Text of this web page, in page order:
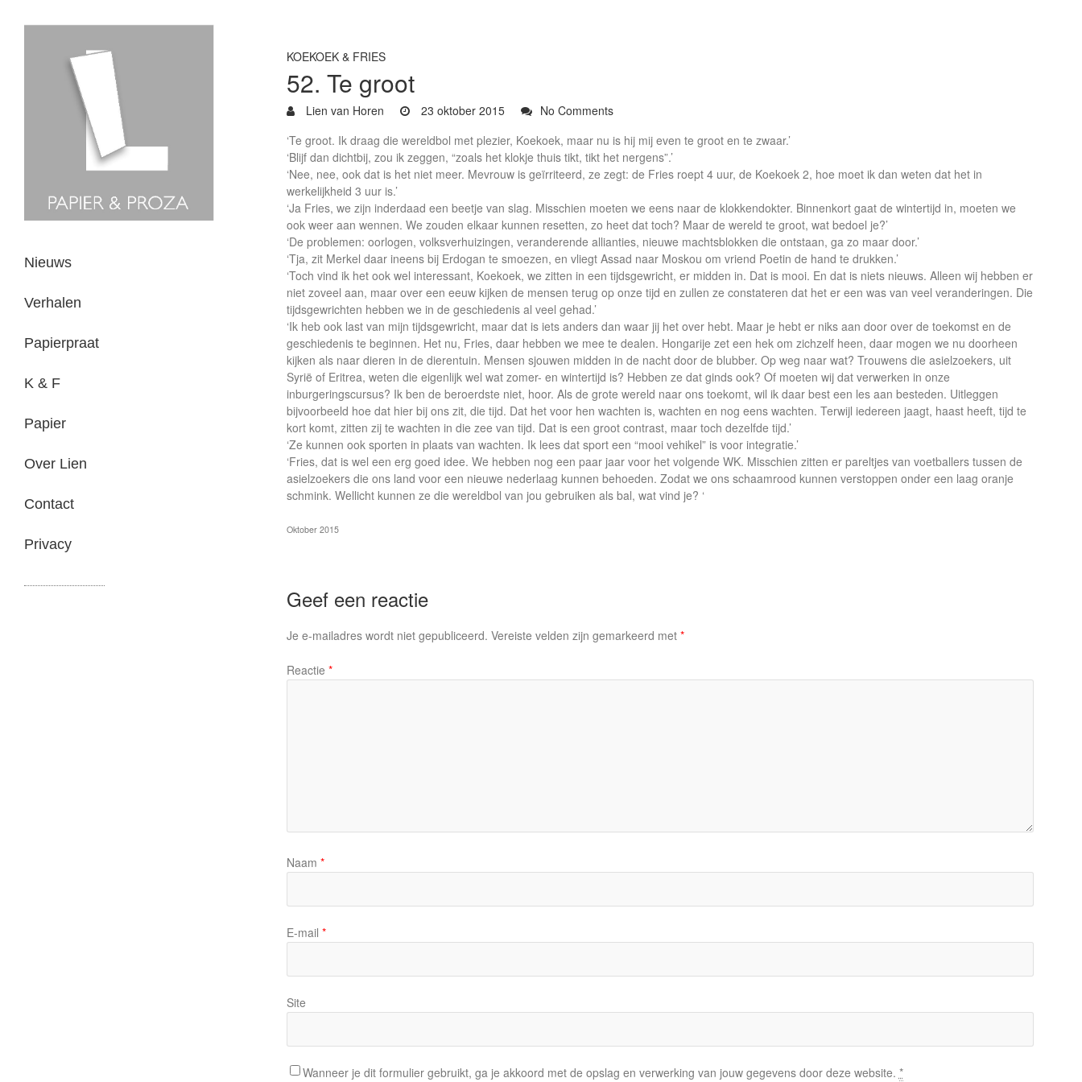
Nieuws
Verhalen
Papierpraat
K & F
Papier
Over Lien
Contact
Privacy
KOEKOEK & FRIES
52. Te groot
Lien van Horen 23 oktober 2015
No Comments
‘Te groot. Ik draag die wereldbol met plezier, Koekoek, maar nu is hij mij even te groot en te zwaar.’
‘Blijf dan dichtbij, zou ik zeggen, “zoals het klokje thuis tikt, tikt het nergens”.’
‘Nee, nee, ook dat is het niet meer. Mevrouw is geïrriteerd, ze zegt: de Fries roept 4 uur, de Koekoek 2, hoe moet ik dan weten dat het in
werkelijkheid 3 uur is.’
‘Ja Fries, we zijn inderdaad een beetje van slag. Misschien moeten we eens naar de klokkendokter. Binnenkort gaat de wintertijd in, moeten we
ook weer aan wennen. We zouden elkaar kunnen resetten, zo heet dat toch? Maar de wereld te groot, wat bedoel je?’
‘De problemen: oorlogen, volksverhuizingen, veranderende allianties, nieuwe machtsblokken die ontstaan, ga zo maar door.’
‘Tja, zit Merkel daar ineens bij Erdogan te smoezen, en vliegt Assad naar Moskou om vriend Poetin de hand te drukken.’
‘Toch vind ik het ook wel interessant, Koekoek, we zitten in een tijdsgewricht, er midden in. Dat is mooi. En dat is niets nieuws. Alleen wij hebben er
niet zoveel aan, maar over een eeuw kijken de mensen terug op onze tijd en zullen ze constateren dat het er een was van veel veranderingen. Die
tijdsgewrichten hebben we in de geschiedenis al veel gehad.’
‘Ik heb ook last van mijn tijdsgewricht, maar dat is iets anders dan waar jij het over hebt. Maar je hebt er niks aan door over de toekomst en de
geschiedenis te beginnen. Het nu, Fries, daar hebben we mee te dealen. Hongarije zet een hek om zichzelf heen, daar mogen we nu doorheen
kijken als naar dieren in de dierentuin. Mensen sjouwen midden in de nacht door de blubber. Op weg naar wat? Trouwens die asielzoekers, uit
Syrië of Eritrea, weten die eigenlijk wel wat zomer- en wintertijd is? Hebben ze dat ginds ook? Of moeten wij dat verwerken in onze
inburgeringscursus? Ik ben de beroerdste niet, hoor. Als de grote wereld naar ons toekomt, wil ik daar best een les aan besteden. Uitleggen
bijvoorbeeld hoe dat hier bij ons zit, die tijd. Dat het voor hen wachten is, wachten en nog eens wachten. Terwijl iedereen jaagt, haast heeft, tijd te
kort komt, zitten zij te wachten in die zee van tijd. Dat is een groot contrast, maar toch dezelfde tijd.’
‘Ze kunnen ook sporten in plaats van wachten. Ik lees dat sport een “mooi vehikel” is voor integratie.’
‘Fries, dat is wel een erg goed idee. We hebben nog een paar jaar voor het volgende WK. Misschien zitten er pareltjes van voetballers tussen de
asielzoekers die ons land voor een nieuwe nederlaag kunnen behoeden. Zodat we ons schaamrood kunnen verstoppen onder een laag oranje
schmink. Wellicht kunnen ze die wereldbol van jou gebruiken als bal, wat vind je? ‘
Oktober 2015
Geef een reactie
Je e-mailadres wordt niet gepubliceerd. Vereiste velden zijn gemarkeerd met *
Reactie *
Naam *
E-mail *
Site
Wanneer je dit formulier gebruikt, ga je akkoord met de opslag en verwerking van jouw gegevens door deze website. *